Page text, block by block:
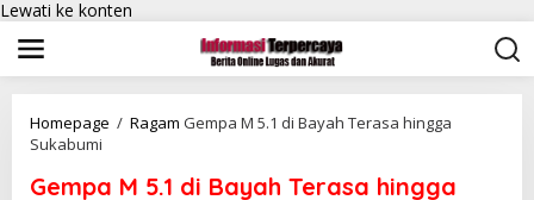
Lewati ke konten
Homepage / Ragam Gempa M 5.1 di Bayah Terasa hingga
Sukabumi
Gempa M 5.1 di Bayah Terasa hingga